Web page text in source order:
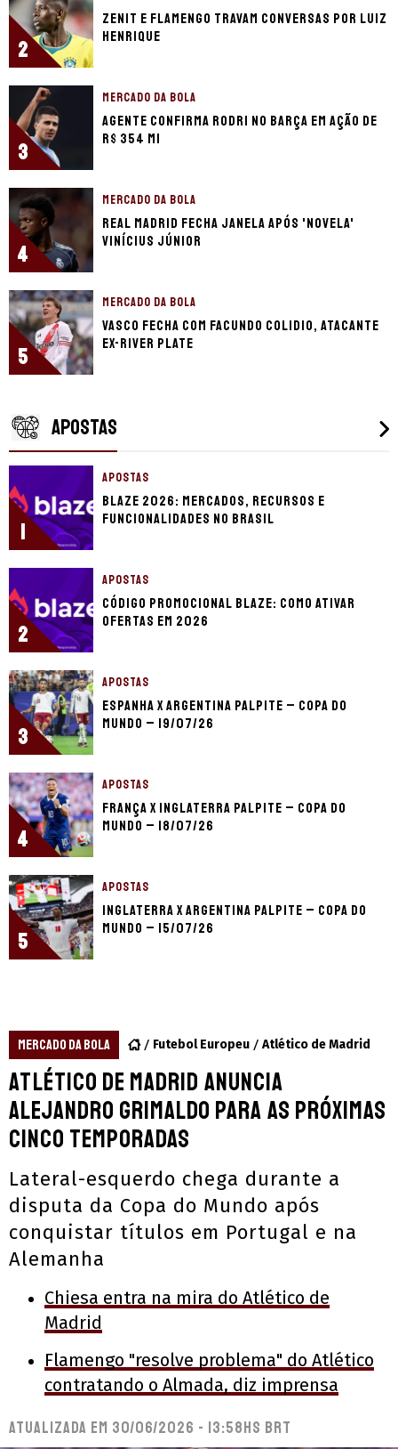
2
Zenit e Flamengo travam conversas por Luiz
Henrique
3
MERCADO DA BOLA
Agente confirma Rodri no Barça em ação de
R$ 354 mi
4
MERCADO DA BOLA
Real Madrid fecha janela após 'novela'
Vinícius Júnior
5
MERCADO DA BOLA
Vasco fecha com Facundo Colidio, atacante
ex-River Plate
APOSTAS
1
APOSTAS
Blaze 2026: mercados, recursos e
funcionalidades no Brasil
2
APOSTAS
Código promocional Blaze: como ativar
ofertas em 2026
3
APOSTAS
Espanha x Argentina palpite – Copa do
Mundo – 19/07/26
4
APOSTAS
França x Inglaterra palpite – Copa do
Mundo – 18/07/26
5
APOSTAS
Inglaterra x Argentina palpite – Copa do
Mundo – 15/07/26
MERCADO DA BOLA Futebol Europeu Atlético de Madrid
Atlético de Madrid anuncia
Alejandro Grimaldo para as próximas
cinco temporadas
Lateral-esquerdo chega durante a
disputa da Copa do Mundo após
conquistar títulos em Portugal e na
Alemanha
Chiesa entra na mira do Atlético de
Madrid
Flamengo "resolve problema" do Atlético
contratando o Almada, diz imprensa
Atualizada em 30/06/2026 - 13:58hs BRT